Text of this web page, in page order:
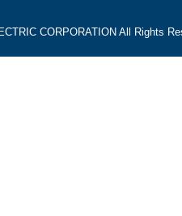
CORPORATION All Rights